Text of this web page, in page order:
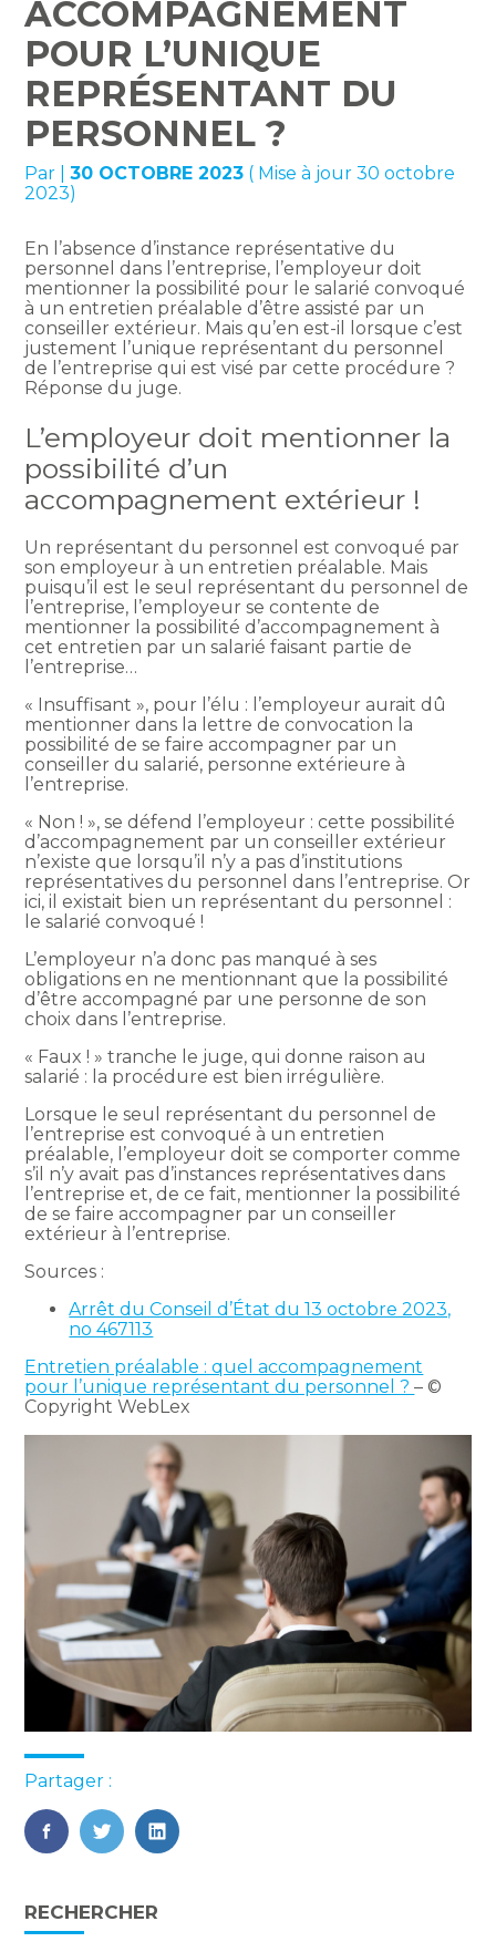
ACCOMPAGNEMENT
POUR L’UNIQUE
REPRÉSENTANT DU
PERSONNEL ?
Par |30 OCTOBRE 2023 ( Mise à jour 30 octobre
2023)
En l’absence d’instance représentative du
personnel dans l’entreprise, l’employeur doit
mentionner la possibilité pour le salarié convoqué
à un entretien préalable d’être assisté par un
conseiller extérieur. Mais qu’en est-il lorsque c’est
justement l’unique représentant du personnel
de l’entreprise qui est visé par cette procédure ?
Réponse du juge.
L’employeur doit mentionner la
possibilité d’un
accompagnement extérieur !
Un représentant du personnel est convoqué par
son employeur à un entretien préalable. Mais
puisqu’il est le seul représentant du personnel de
l’entreprise, l’employeur se contente de
mentionner la possibilité d’accompagnement à
cet entretien par un salarié faisant partie de
l’entreprise…
« Insuffisant », pour l’élu : l’employeur aurait dû
mentionner dans la lettre de convocation la
possibilité de se faire accompagner par un
conseiller du salarié, personne extérieure à
l’entreprise.
« Non ! », se défend l’employeur : cette possibilité
d’accompagnement par un conseiller extérieur
n’existe que lorsqu’il n’y a pas d’institutions
représentatives du personnel dans l’entreprise. Or
ici, il existait bien un représentant du personnel :
le salarié convoqué !
L’employeur n’a donc pas manqué à ses
obligations en ne mentionnant que la possibilité
d’être accompagné par une personne de son
choix dans l’entreprise.
« Faux ! » tranche le juge, qui donne raison au
salarié : la procédure est bien irrégulière.
Lorsque le seul représentant du personnel de
l’entreprise est convoqué à un entretien
préalable, l’employeur doit se comporter comme
s’il n’y avait pas d’instances représentatives dans
l’entreprise et, de ce fait, mentionner la possibilité
de se faire accompagner par un conseiller
extérieur à l’entreprise.
Sources :
Arrêt du Conseil d’État du 13 octobre 2023,
no 467113
Entretien préalable : quel accompagnement
pour l’unique représentant du personnel ?– ©
Copyright WebLex
Partager :
FaceBook
TwitterLinkedIn
Blog
sidebar
RECHERCHER